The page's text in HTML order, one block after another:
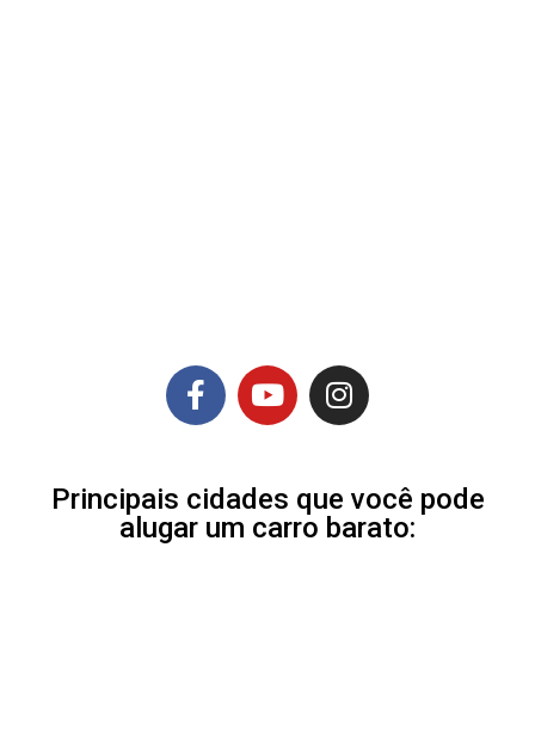
Principais cidades que você pode
alugar um carro barato: